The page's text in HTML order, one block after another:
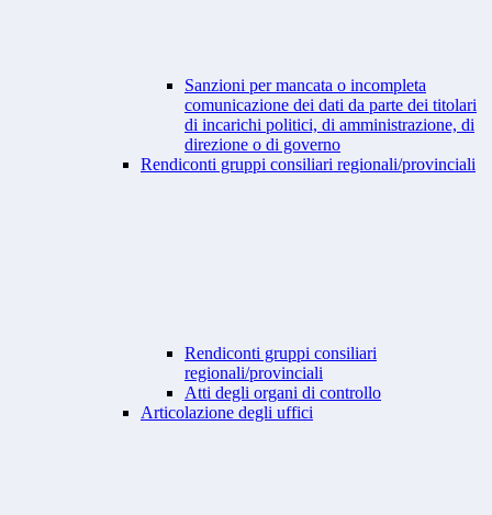
Sanzioni per mancata o incompleta
comunicazione dei dati da parte dei titolari
di incarichi politici, di amministrazione, di
direzione o di governo
Rendiconti gruppi consiliari regionali/provinciali
Rendiconti gruppi consiliari
regionali/provinciali
Atti degli organi di controllo
Articolazione degli uffici